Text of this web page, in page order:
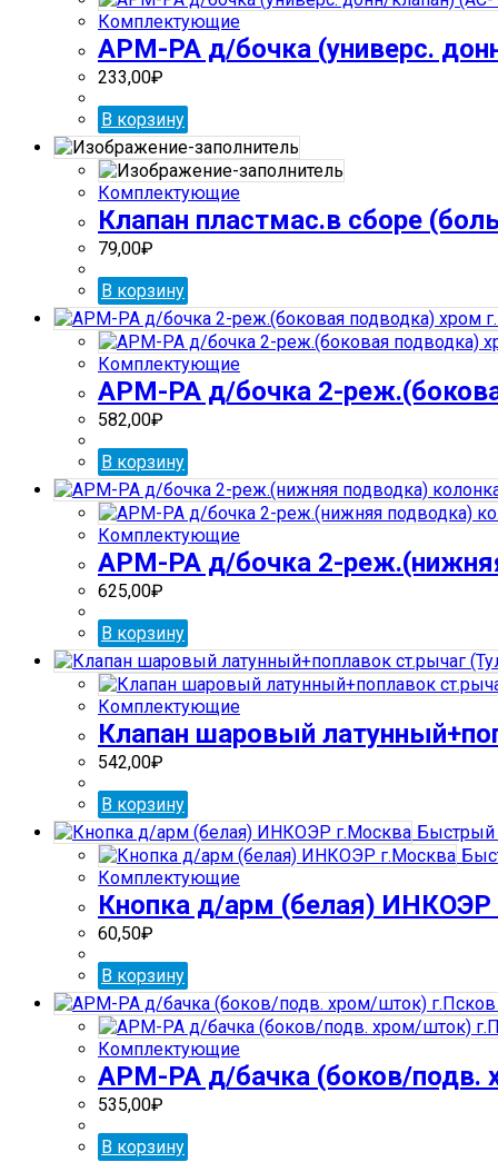
(нижняя/
АБ-77.57.14.3
Комплектующие
АРМ-РА д/бочка (универс.
233,00₽
В корзину
Комплектующие
Клапан пластмас.в сборе
79,00₽
В корзину
Комплектующие
АРМ-РА д/бочка 2-
582,00₽
В корзину
Комплектующие
АРМ-РА д/бочка 2-
625,00₽
В корзину
Комплектующие
Клапан шаровый
542,00₽
В корзину
Быстрый
Комплектующие
Кнопка д/арм (белая) ИНКОЭР
60,50₽
В корзину
Комплектующие
АРМ-РА д/бачка (боков/подв.
535,00₽
В корзину